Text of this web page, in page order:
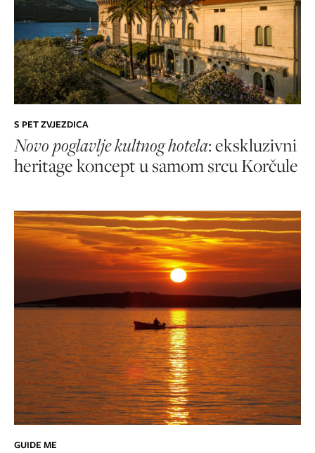
S PET ZVJEZDICA
Novo poglavlje kultnog hotela: ekskluzivni
heritage koncept u samom srcu Korčule
GUIDE ME